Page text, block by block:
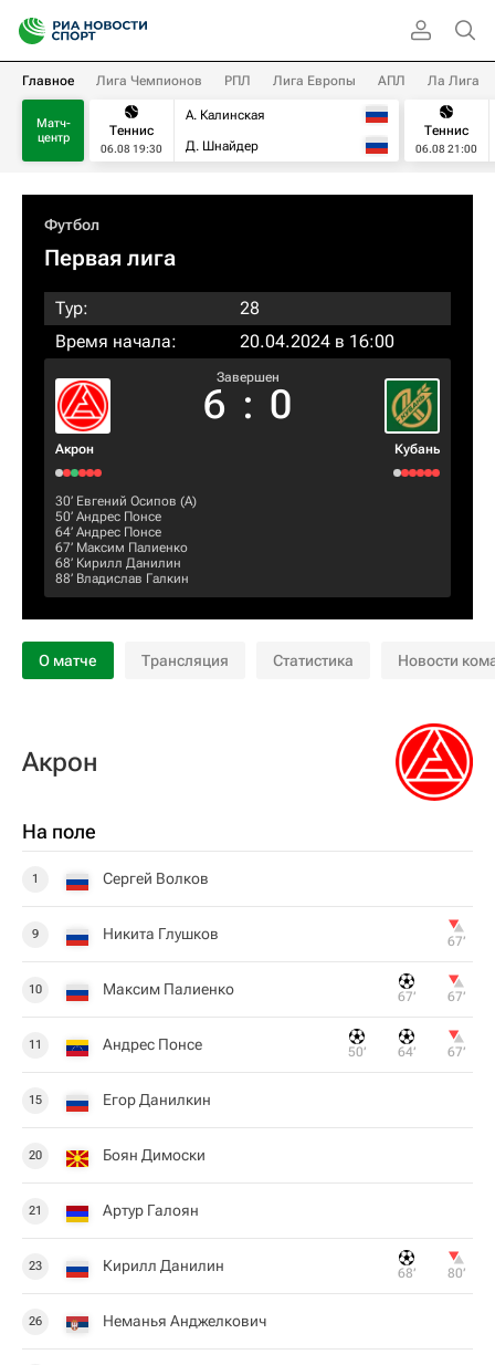
Главное Лига Чемпионов РПЛ Лига Европы АПЛ Ла Лига
Матч-
центр
Теннис
06.08 19:30
А. Калинская
Д. Шнайдер
Теннис
06.08 21:00
Футбол
Первая лига
Тур:
28
Время начала:
20.04.2024 в 16:00
Акрон
Завершен
6 : 0
Кубань
30‎’‎ Евгений Осипов (А)
50‎’‎ Андрес Понсе
64‎’‎ Андрес Понсе
67‎’‎ Максим Палиенко
68‎’‎ Кирилл Данилин
88‎’‎ Владислав Галкин
О матче Трансляция Статистика Новости
Акрон
На поле
1 Сергей Волков
9 Никита Глушков 67‎’‎
10 Максим Палиенко 67‎’‎ 67‎’‎
11 Андрес Понсе 50‎’‎ 64‎’‎ 67‎’‎
15 Егор Данилкин
20 Боян Димоски
21 Артур Галоян
23 Кирилл Данилин 68‎’‎ 80‎’‎
26 Неманья Анджелкович